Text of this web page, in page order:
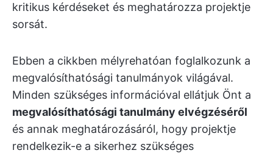
kritikus kérdéseket és meghatározza projektje
sorsát.
Ebben a cikkben mélyrehatóan foglalkozunk a
megvalósíthatósági tanulmányok világával.
Minden szükséges információval ellátjuk Önt a
megvalósíthatósági tanulmány elvégzéséről
és annak meghatározásáról, hogy projektje
rendelkezik-e a sikerhez szükséges